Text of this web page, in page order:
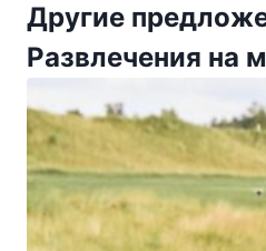
Другие
Развлечения на